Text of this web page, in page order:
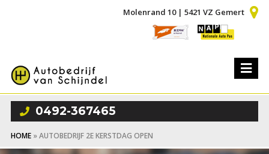
Molenrand 10 | 5421 VZ Gemert
0492-367465
HOME»AUTOBEDRIJF 2E KERSTDAG OPEN